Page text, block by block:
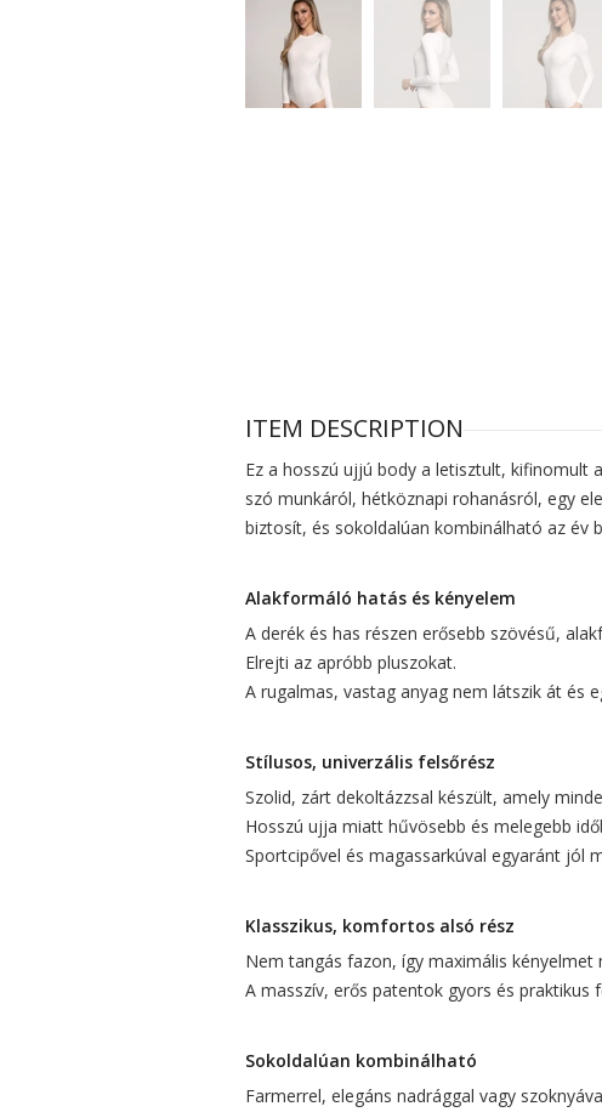
ITEM DESCRIPTION
Ez a hosszú ujjú body a letisztult, kifinomult
szó munkáról, hétköznapi rohanásról, egy
biztosít, és sokoldalúan kombinálható az év
Alakformáló hatás és kényelem
A derék és has részen erősebb szövésű,
Elrejti az apróbb pluszokat.
A rugalmas, vastag anyag nem látszik át és
Stílusos, univerzális felsőrész
Szolid, zárt dekoltázzsal készült, amely
Hosszú ujja miatt hűvösebb és melegebb
Sportcipővel és magassarkúval egyaránt jól
Klasszikus, komfortos alsó rész
Nem tangás fazon, így maximális
A masszív, erős patentok gyors és praktikus
Sokoldalúan kombinálható
Farmerrel, elegáns nadrággal vagy